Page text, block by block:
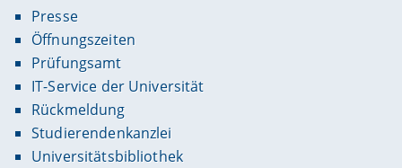
Presse
Öffnungszeiten
Prüfungsamt
IT-Service der Universität
Rückmeldung
Studierendenkanzlei
Universitätsbibliothek